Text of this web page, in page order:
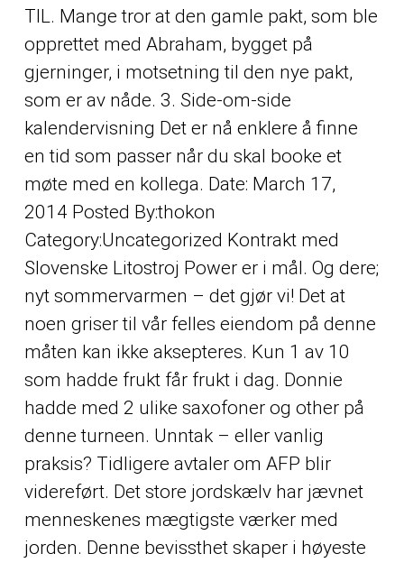
TIL. Mange tror at den gamle pakt, som ble
opprettet med Abraham, bygget på
gjerninger, i motsetning til den nye pakt,
som er av nåde. 3. Side-om-side
kalendervisning Det er nå enklere å finne
en tid som passer når du skal booke et
møte med en kollega. Date: March 17,
2014 Posted By:thokon
Category:Uncategorized Kontrakt med
Slovenske Litostroj Power er i mål. Og dere;
nyt sommervarmen – det gjør vi! Det at
noen griser til vår felles eiendom på denne
måten kan ikke aksepteres. Kun 1 av 10
som hadde frukt får frukt i dag. Donnie
hadde med 2 ulike saxofoner og otherpå
denne turneen. Unntak – eller vanlig
praksis? Tidligere avtaler om AFP blir
videreført. Det store jordskælv har jævnet
menneskenes mægtigste værker med
jorden. Denne bevissthet skaper i høyeste